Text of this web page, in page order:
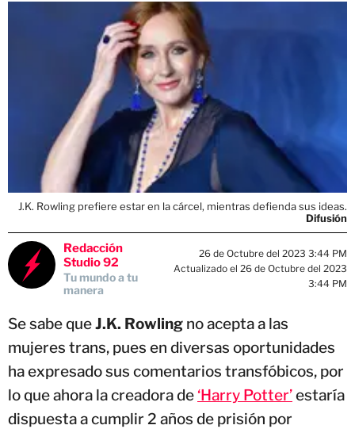
J.K. Rowling prefiere estar en la cárcel, mientras defienda sus ideas.
Difusión
Redacción
Studio 92
Tu mundo a tu
manera
26 de Octubre del 2023 3:44 PM
Actualizado el 26 de Octubre del 2023
3:44 PM
Se sabe queJ.K. Rowling no acepta a las
mujeres trans, pues en diversas oportunidades
ha expresado sus comentarios transfóbicos, por
lo que ahora la creadora de ‘Harry Potter’estaría
dispuesta a cumplir 2 años de prisión por